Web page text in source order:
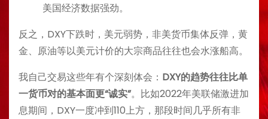
美国经济数据强劲。
反之，DXY下跌时，美元弱势，非美货币集体反弹，黄
金、原油等以美元计价的大宗商品往往也会水涨船高。
我自己交易这些年有个深刻体会： DXY的趋势往往比单
一货币对的基本面更“诚实”。比如2022年美联储激进加
息期间，DXY一度冲到110上方，那段时间几乎所有非